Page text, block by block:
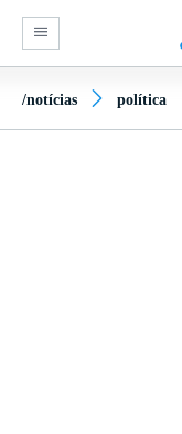
/notícias política